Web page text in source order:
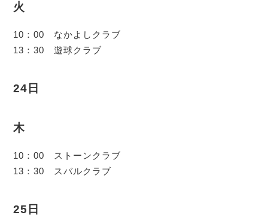
火
10：00 なかよしクラブ
13：30 遊球クラブ
24日
木
10：00 ストーンクラブ
13：30 スバルクラブ
25日